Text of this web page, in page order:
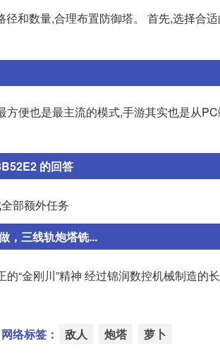
径和数量,合理布置防御塔。 首先,选择合
便也是最主流的模式,手游其实也是从
的回答
部额外任务
，三线轨炮塔铣...
“金刚川”精神 经过锦润数控机械制造的
网络标签： 敌人 炮塔 萝卜